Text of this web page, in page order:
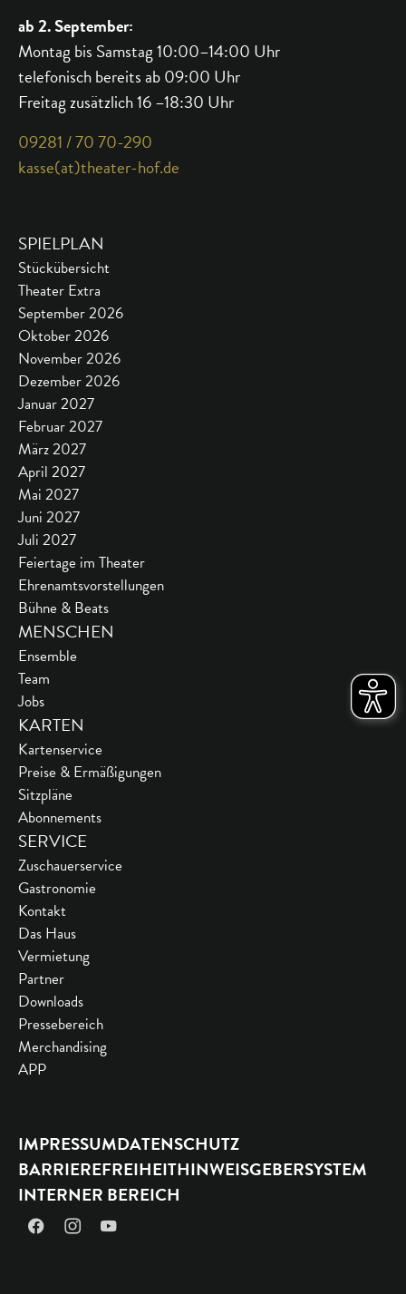
ab 2. September:
Montag bis Samstag 10:00–14:00 Uhr
telefonisch bereits ab 09:00 Uhr
Freitag zusätzlich 16 –18:30 Uhr
09281 / 70 70-290
kasse(at)theater-hof.de
SPIELPLAN
Stückübersicht
Theater Extra
September 2026
Oktober 2026
November 2026
Dezember 2026
Januar 2027
Februar 2027
März 2027
April 2027
Mai 2027
Juni 2027
Juli 2027
Feiertage im Theater
Ehrenamtsvorstellungen
Bühne & Beats
MENSCHEN
Ensemble
Team
Jobs
KARTEN
Kartenservice
Preise & Ermäßigungen
Sitzpläne
Abonnements
SERVICE
Zuschauerservice
Gastronomie
Kontakt
Das Haus
Vermietung
Partner
Downloads
Pressebereich
Merchandising
APP
IMPRESSUMDATENSCHUTZ
BARRIEREFREIHEITHINWEISGEBERSYSTEM
INTERNER BEREICH
FacebookInstagramYouTube